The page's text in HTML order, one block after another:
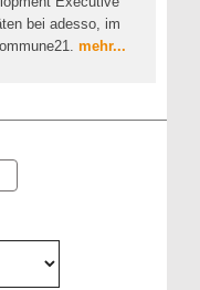
bei adesso, im
mehr...